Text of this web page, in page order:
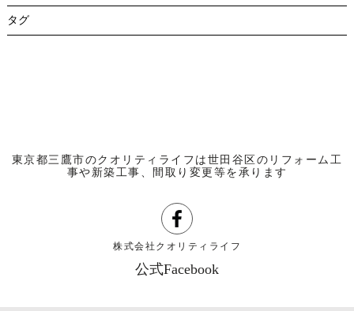
タグ
東京都三鷹市のクオリティライフは世田谷区のリフォーム工
事や新築工事、間取り変更等を承ります
株式会社クオリティライフ
公式Facebook